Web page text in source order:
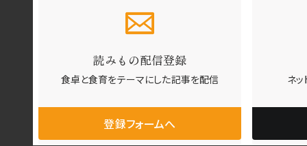
読みもの配信登録
食卓と食育をテーマにした記事を配信
登録フォームへ
ネッ